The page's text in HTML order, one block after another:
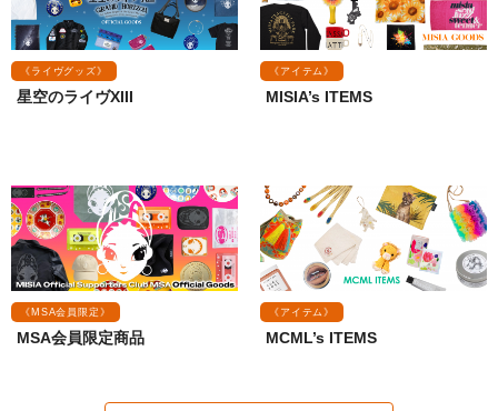
《ライヴグッズ》
星空のライヴXIII
《アイテム》
MISIA’s ITEMS
《MSA会員限定》
MSA会員限定商品
《アイテム》
MCML’s ITEMS